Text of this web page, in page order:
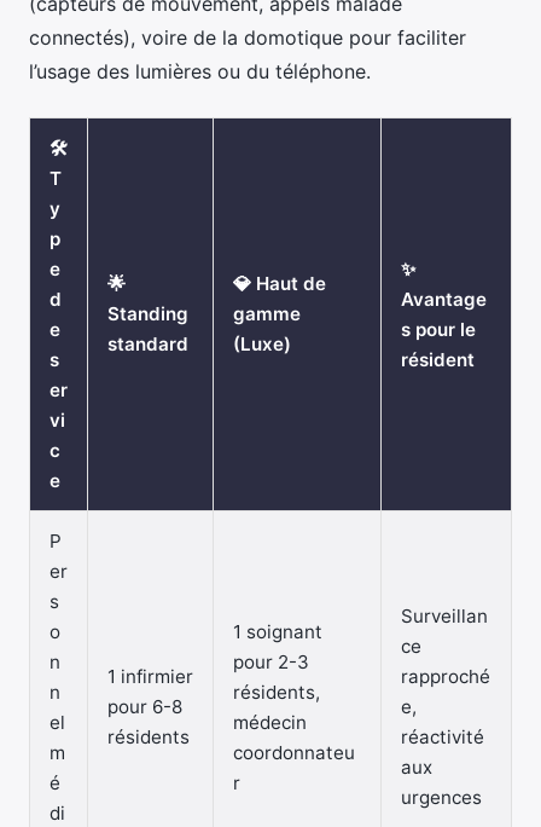
connectés), voire de la domotique pour faciliter
l’usage des lumières ou du téléphone.
🛠️
T
y
p
e
d
e
s
er
vi
c
e
🌟
Standing
standard
💎 Haut de
gamme
(Luxe)
✨
Avantage
s pour le
résident
P
er
s
o
n
n
el
m
é
di
1 infirmier
pour 6-8
résidents
1 soignant
pour 2-3
résidents,
médecin
coordonnateu
r
Surveillan
ce
rapproché
e,
réactivité
aux
urgences